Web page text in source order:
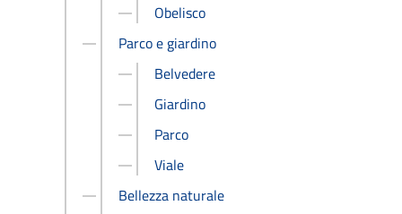
Obelisco
Parco e giardino
Belvedere
Giardino
Parco
Viale
Bellezza naturale